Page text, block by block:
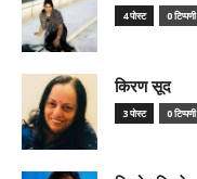
4 पोस्ट 0 टिप्पणी
किरण सूद
3 पोस्ट 0 टिप्पणी